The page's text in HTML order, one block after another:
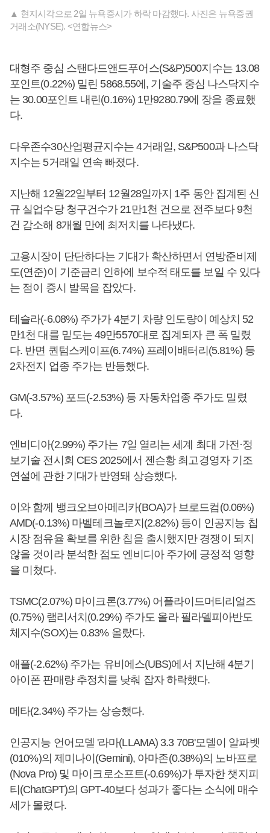
▲ 현지시각으로 2일 뉴욕증시가 하락 마감했다. 사진은 뉴욕증권
거래소(NYSE). <연합뉴스>
대형주 중심 스탠다드앤드푸어스(S&P)500지수는 13.08
포인트(0.22%) 밀린 5868.55에, 기술주 중심 나스닥지수
는 30.00포인트 내린(0.16%) 1만9280.79에 장을 종료했
다.
다우존수30산업평균지수는 4거래일, S&P500과 나스닥
지수는 5거래일 연속 빠졌다.
지난해 12월22일부터 12월28일까지 1주 동안 집계된 신
규 실업수당 청구건수가 21만1천 건으로 전주보다 9천
건 감소해 8개월 만에 최저치를 나타냈다.
고용시장이 단단하다는 기대가 확산하면서 연방준비제
도(연준)이 기준금리 인하에 보수적 태도를 보일 수 있다
는 점이 증시 발목을 잡았다.
테슬라(-6.08%) 주가가 4분기 차량 인도량이 예상치 52
만1천 대를 밑도는 49만5570대로 집계되자 큰 폭 밀렸
다. 반면 퀀텀스케이프(6.74%) 프레이배터리(5.81%) 등
2차전지 업종 주가는 반등했다.
GM(-3.57%) 포드(-2.53%) 등 자동차업종 주가도 밀렸
다.
엔비디아(2.99%) 주가는 7일 열리는 세계 최대 가전·정
보기술 전시회 CES 2025에서 젠슨황 최고경영자 기조
연설에 관한 기대가 반영돼 상승했다.
이와 함께 뱅크오브아메리카(BOA)가 브로드컴(0.06%)
AMD(-0.13%) 마벨테크놀로지(2.82%) 등이 인공지능 칩
시장 점유율 확보를 위한 칩을 출시했지만 경쟁이 되지
않을 것이라 분석한 점도 엔비디아 주가에 긍정적 영향
을 미쳤다.
TSMC(2.07%) 마이크론(3.77%) 어플라이드머티리얼즈
(0.75%) 램리서치(0.29%) 주가도 올라 필라델피아반도
체지수(SOX)는 0.83% 올랐다.
애플(-2.62%) 주가는 유비에스(UBS)에서 지난해 4분기
아이폰 판매량 추정치를 낮춰 잡자 하락했다.
메타(2.34%) 주가는 상승했다.
인공지능 언어모델 '라마(LLAMA) 3.3 70B'모델이 알파벳
(010%)의 제미나이(Gemini), 아마존(0.38%)의 노바프로
(Nova Pro) 및 마이크로소프트(-0.69%)가 투자한 챗지피
티(ChatGPT)의 GPT-40보다 성과가 좋다는 소식에 매수
세가 몰렸다.